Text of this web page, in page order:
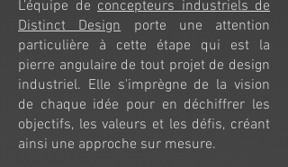
L’équipe de concepteurs industriels de
Distinct Designporte une attention
particulière à cette étape qui est la
pierre angulaire de tout projet de design
industriel. Elle s'imprègne de la vision
de chaque idée pour en déchiffrer les
objectifs, les valeurs et les défis, créant
ainsi une approche sur mesure.